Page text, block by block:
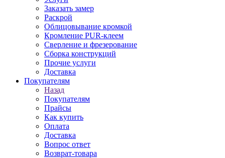
Заказать замер
Раскрой
Облицовывание кромкой
Кромление PUR-клеем
Сверление и фрезерование
Сборка конструкций
Прочие услуги
Доставка
Покупателям
Назад
Покупателям
Прайсы
Как купить
Оплата
Доставка
Вопрос ответ
Возврат-товара